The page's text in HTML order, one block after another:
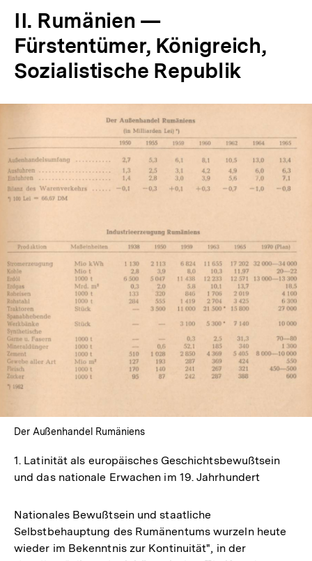
II. Rumänien —
Fürstentümer, Königreich,
Sozialistische Republik
In
Lightbox
öffnen
Der Außenhandel Rumäniens
1. Latinität als europäisches Geschichtsbewußtsein
und das nationale Erwachen im 19. Jahrhundert
Nationales Bewußtsein und staatliche
Selbstbehauptung des Rumänentums wurzeln heute
wieder im Bekenntnis zur Kontinuität", in der